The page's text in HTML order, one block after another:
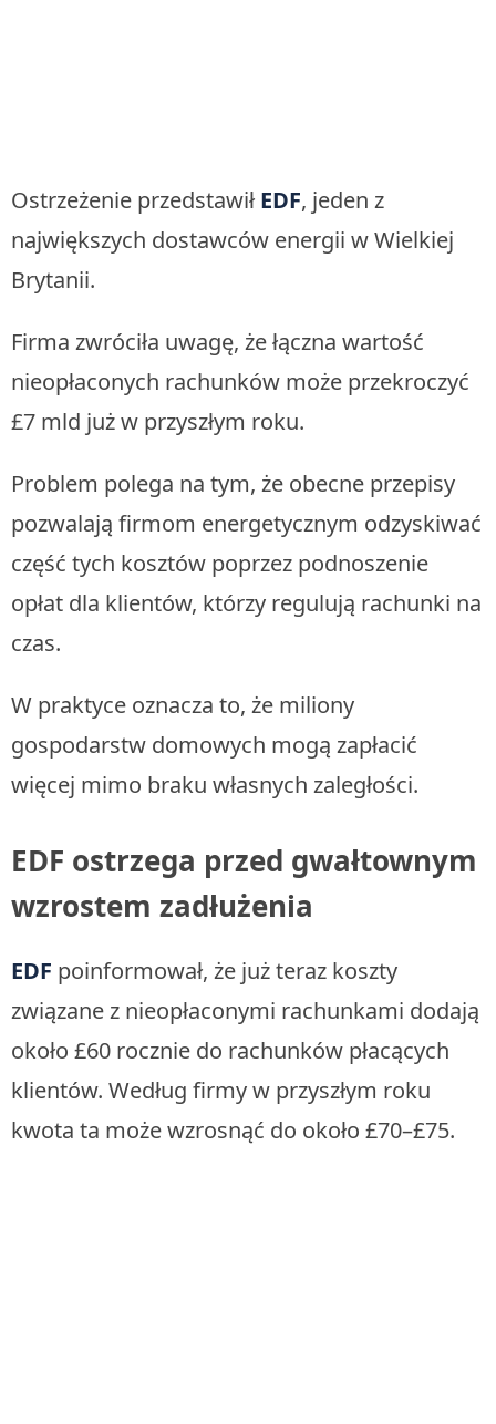
Ostrzeżenie przedstawił EDF, jeden z
największych dostawców energii w Wielkiej
Brytanii.
Firma zwróciła uwagę, że łączna wartość
nieopłaconych rachunków może przekroczyć
£7 mld już w przyszłym roku.
Problem polega na tym, że obecne przepisy
pozwalają firmom energetycznym odzyskiwać
część tych kosztów poprzez podnoszenie
opłat dla klientów, którzy regulują rachunki na
czas.
W praktyce oznacza to, że miliony
gospodarstw domowych mogą zapłacić
więcej mimo braku własnych zaległości.
EDF ostrzega przed gwałtownym
wzrostem zadłużenia
EDF poinformował, że już teraz koszty
związane z nieopłaconymi rachunkami dodają
około £60 rocznie do rachunków płacących
klientów. Według firmy w przyszłym roku
kwota ta może wzrosnąć do około £70–£75.